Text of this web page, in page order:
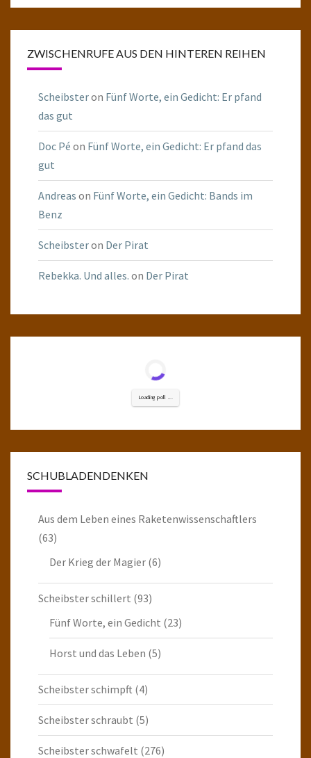
ZWISCHENRUFE AUS DEN HINTEREN REIHEN
Scheibsteron Fünf Worte, ein Gedicht: Er pfand
das gut
Doc Pé on Fünf Worte, ein Gedicht: Er pfand das
gut
Andreas on Fünf Worte, ein Gedicht: Bands im
Benz
Scheibsteron Der Pirat
Rebekka. Und alles. on Der Pirat
Loading poll ...
SCHUBLADENDENKEN
Aus dem Leben eines Raketenwissenschaftlers
(63)
Der Krieg der Magier (6)
Scheibster schillert (93)
Fünf Worte, ein Gedicht (23)
Horst und das Leben (5)
Scheibster schimpft (4)
Scheibster schraubt (5)
Scheibster schwafelt (276)